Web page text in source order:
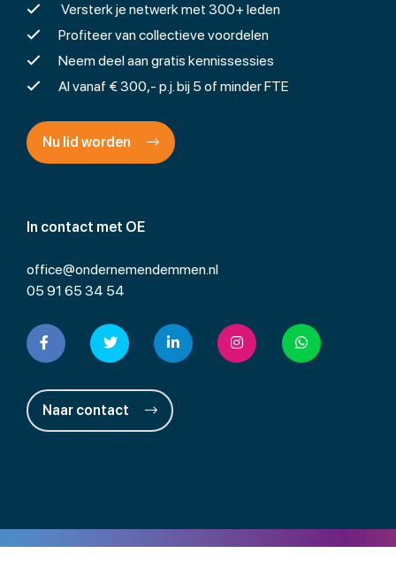
In contact met OE
office@ondernemendemmen.nl
05 91 65 34 54
Naar contact
Versterk je netwerk met 300+ leden
Profiteer van collectieve voordelen
Neem deel aan gratis kennissessies
Al vanaf € 300,- p.j. bij 5 of minder FTE
Nu lid worden